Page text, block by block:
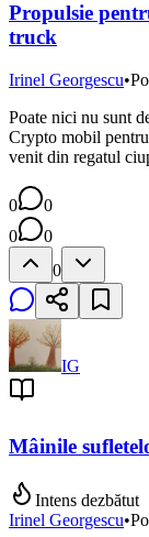
Propulsie
truck
Irinel Georgescu•
Poate nici nu sunt
Crypto mobil
venit din regatul
0
0
0
0
0
IG
Mâinile
Intens dezbătut
Irinel Georgescu•